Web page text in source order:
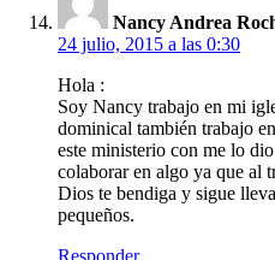
Nancy Andrea
24 julio, 2015 a las 0:30
Hola :
Soy Nancy trabajo en mi
dominical también trabajo
este ministerio con me lo
colaborar en algo ya que al
Dios te bendiga y sigue
pequeños.
Responder